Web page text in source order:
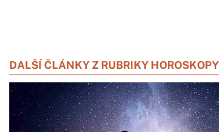
DALŠÍ ČLÁNKY Z RUBRIKY